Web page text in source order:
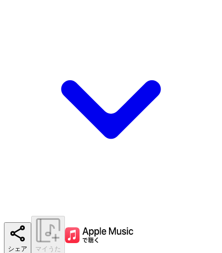
シェア マイうた